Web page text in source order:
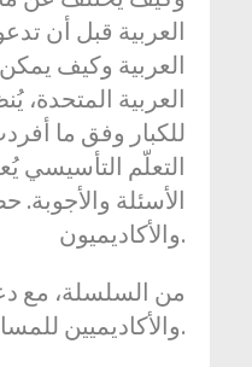
العربية قبل أن
العربية وكيف
العربية المتحدة،
للكبار وفق ما
التعلّم التأسيسي
والأكاديميون.
والأكاديميين للمساهمة في المقالات الإقليمية للأعداد العربية القادمة.